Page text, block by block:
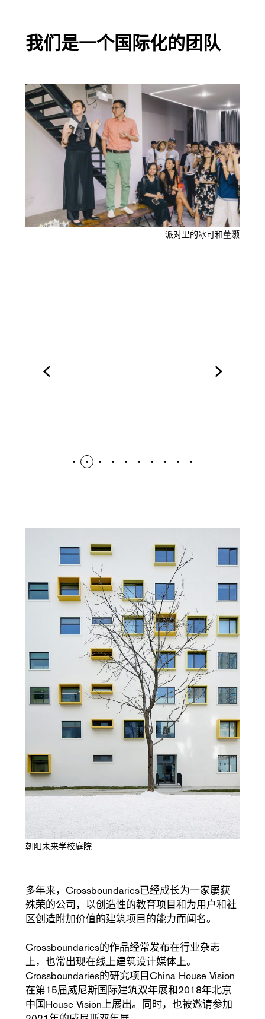
我们是一个国际化的团队
派对里的冰可和董灏
朝阳未来学校庭院
多年来，Crossboundaries已经成长为一家屡获
殊荣的公司，以创造性的教育项目和为用户和社
区创造附加价值的建筑项目的能力而闻名。
Crossboundaries的作品经常发布在行业杂志
上，也常出现在线上建筑设计媒体上。
Crossboundaries的研究项目China House Vision
在第15届威尼斯国际建筑双年展和2018年北京
中国House Vision上展出。同时，也被邀请参加